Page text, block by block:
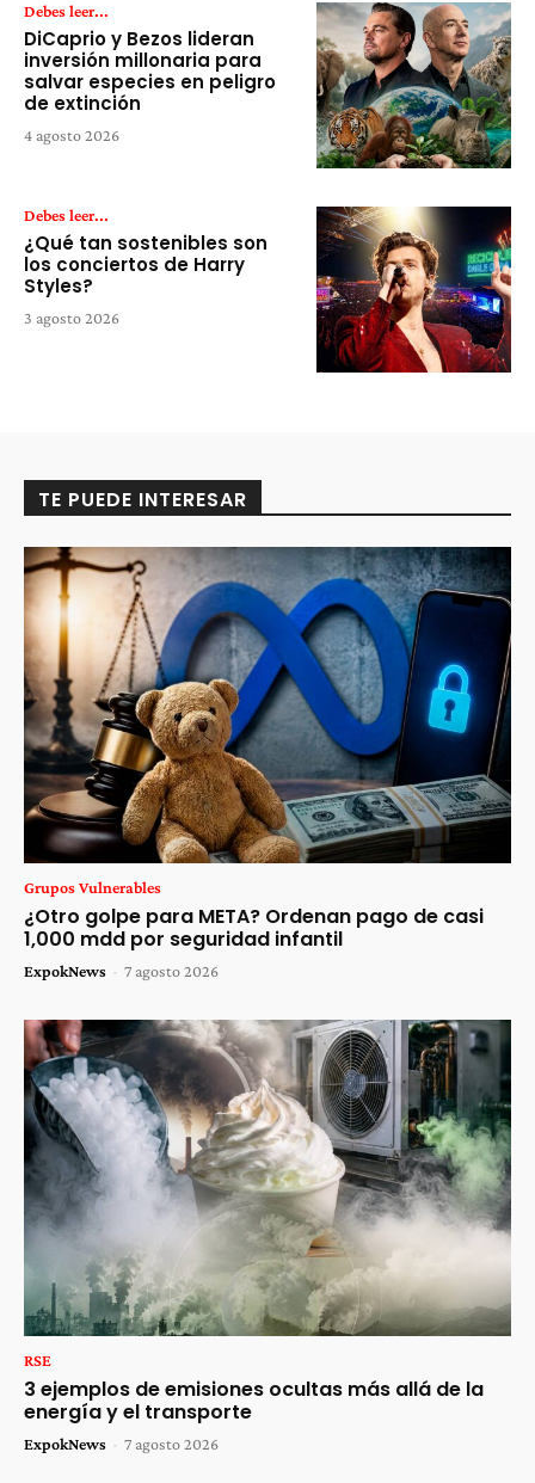
Debes leer...
DiCaprio y Bezos lideran
inversión millonaria para
salvar especies en peligro
de extinción
4 agosto 2026
Debes leer...
¿Qué tan sostenibles son
los conciertos de Harry
Styles?
3 agosto 2026
TE PUEDE INTERESAR
Grupos Vulnerables
¿Otro golpe para META? Ordenan pago de casi
1,000 mdd por seguridad infantil
ExpokNews - 7 agosto 2026
RSE
3 ejemplos de emisiones ocultas más allá de la
energía y el transporte
ExpokNews - 7 agosto 2026